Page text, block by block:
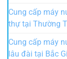
Cung cấp máy
thự tại Thường
Cung cấp máy
lâu đài tại Bắc